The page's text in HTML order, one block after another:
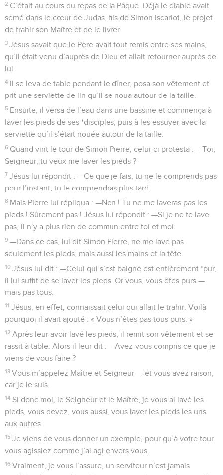
2 C’était au cours du repas de la Pâque. Déjà le diable avait
semé dans le cœur de Judas, fils de Simon Iscariot, le projet
de trahir son Maître et de le livrer.
3 Jésus savait que le Père avait tout remis entre ses mains,
qu’il était venu d’auprès de Dieu et allait retourner auprès de
lui.
4 Il se leva de table pendant le dîner, posa son vêtement et
prit une serviette de lin qu’il se noua autour de la taille.
5 Ensuite, il versa de l’eau dans une bassine et commença à
laver les pieds de ses *disciples, puis à les essuyer avec la
serviette qu’il s’était nouée autour de la taille.
6 Quand vint le tour de Simon Pierre, celui-ci protesta : —Toi,
Seigneur, tu veux me laver les pieds ?
7 Jésus lui répondit : —Ce que je fais, tu ne le comprends pas
pour l’instant, tu le comprendras plus tard.
8 Mais Pierre lui répliqua : —Non ! Tu ne me laveras pas les
pieds ! Sûrement pas ! Jésus lui répondit : —Si je ne te lave
pas, il n’y a plus rien de commun entre toi et moi.
9 —Dans ce cas, lui dit Simon Pierre, ne me lave pas
seulement les pieds, mais aussi les mains et la tête.
10 Jésus lui dit : —Celui qui s’est baigné est entièrement *pur,
il lui suffit de se laver les pieds. Or vous, vous êtes purs —
mais pas tous.
11 Jésus, en effet, connaissait celui qui allait le trahir. Voilà
pourquoi il avait ajouté : « Vous n’êtes pas tous purs. »
12 Après leur avoir lavé les pieds, il remit son vêtement et se
rassit à table. Alors il leur dit : —Avez-vous compris ce que je
viens de vous faire ?
13 Vous m’appelez Maître et Seigneur — et vous avez raison,
car je le suis.
14 Si donc moi, le Seigneur et le Maître, je vous ai lavé les
pieds, vous devez, vous aussi, vous laver les pieds les uns
aux autres.
15 Je viens de vous donner un exemple, pour qu’à votre tour
vous agissiez comme j’ai agi envers vous.
16 Vraiment, je vous l’assure, un serviteur n’est jamais